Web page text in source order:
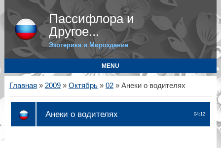
Пассифлора и
Другое...
Эзотерика и Мироздание
MENU
Главная » 2009 » Октябрь » 02» Анеки о водителях
04:12
Анеки о водителях